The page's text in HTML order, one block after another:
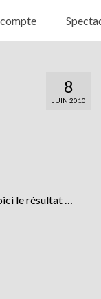
8
JUIN 2010
le résultat …